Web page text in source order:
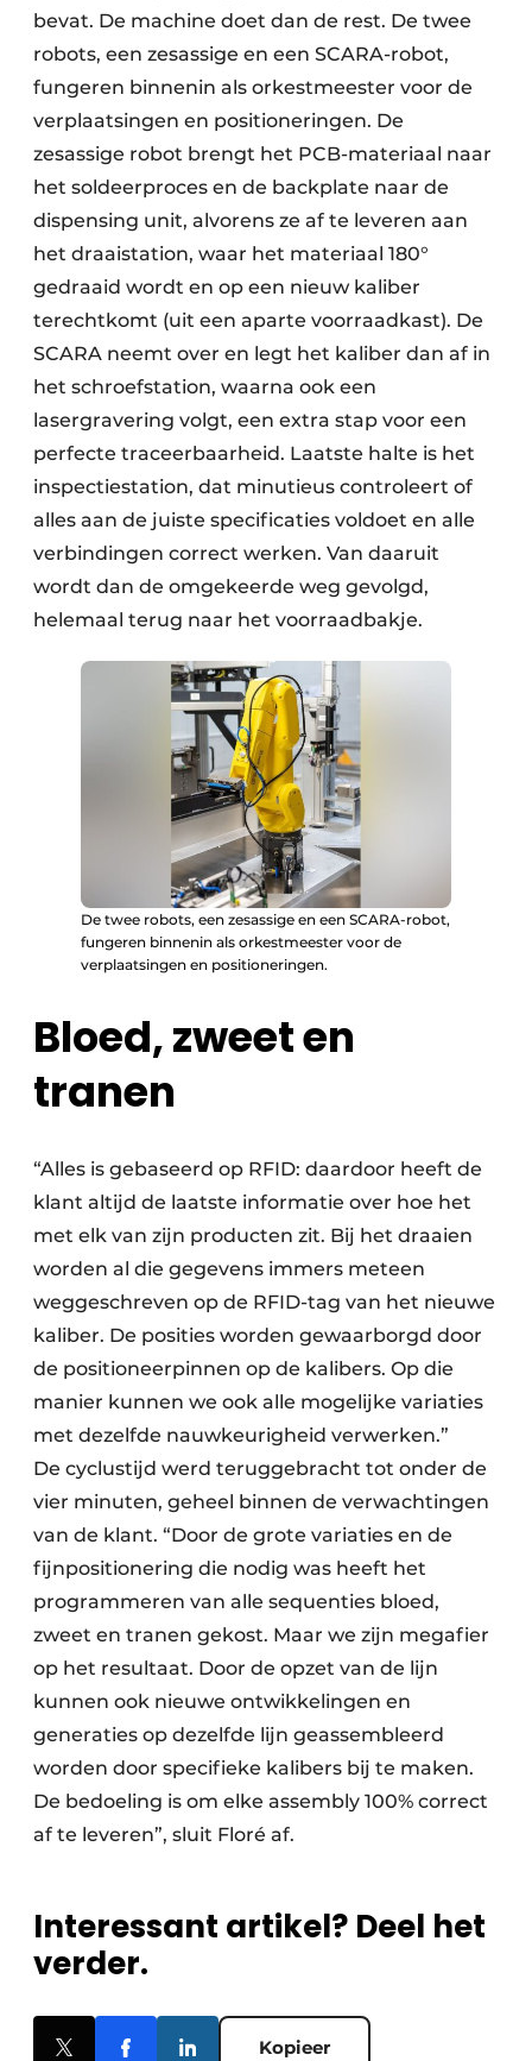
bevat. De machine doet dan de rest. De twee
robots, een zesassige en een SCARA-robot,
fungeren binnenin als orkestmeester voor de
verplaatsingen en positioneringen. De
zesassige robot brengt het PCB-materiaal naar
het soldeerproces en de backplate naar de
dispensing unit, alvorens ze af te leveren aan
het draaistation, waar het materiaal 180°
gedraaid wordt en op een nieuw kaliber
terechtkomt (uit een aparte voorraadkast). De
SCARA neemt over en legt het kaliber dan af in
het schroefstation, waarna ook een
lasergravering volgt, een extra stap voor een
perfecte traceerbaarheid. Laatste halte is het
inspectiestation, dat minutieus controleert of
alles aan de juiste specificaties voldoet en alle
verbindingen correct werken. Van daaruit
wordt dan de omgekeerde weg gevolgd,
helemaal terug naar het voorraadbakje.
De twee robots, een zesassige en een SCARA-robot,
fungeren binnenin als orkestmeester voor de
verplaatsingen en positioneringen.
Bloed, zweet en
tranen
“Alles is gebaseerd op RFID: daardoor heeft de
klant altijd de laatste informatie over hoe het
met elk van zijn producten zit. Bij het draaien
worden al die gegevens immers meteen
weggeschreven op de RFID-tag van het nieuwe
kaliber. De posities worden gewaarborgd door
de positioneerpinnen op de kalibers. Op die
manier kunnen we ook alle mogelijke variaties
met dezelfde nauwkeurigheid verwerken.”
De cyclustijd werd teruggebracht tot onder de
vier minuten, geheel binnen de verwachtingen
van de klant. “Door de grote variaties en de
fijnpositionering die nodig was heeft het
programmeren van alle sequenties bloed,
zweet en tranen gekost. Maar we zijn megafier
op het resultaat. Door de opzet van de lijn
kunnen ook nieuwe ontwikkelingen en
generaties op dezelfde lijn geassembleerd
worden door specifieke kalibers bij te maken.
De bedoeling is om elke assembly 100% correct
af te leveren”, sluit Floré af.
Interessant artikel? Deel het
verder.
Kopieer